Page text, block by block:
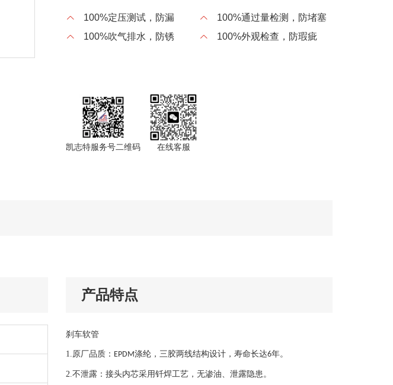
比亚迪 秦
比亚迪 秦PRO 2018-
比亚迪 秦PRO EV新能源
比亚迪 全新F3 2014
比亚迪 宋 燃油版
比亚迪 唐 2017-
比亚迪 F3 2005-2017
100%定压测试，防漏
100%通过量检测，防堵塞
100%吹气排水，防锈
100%外观检查，防瑕疵
凯志特服务号二维码 在线客服
产品特点
刹车软管
1.原厂品质： EPDM涤纶，三胶两线结构设计，寿命长达6年。
2.不泄露：接头内芯采用钎焊工艺， 无渗油、泄露隐患。